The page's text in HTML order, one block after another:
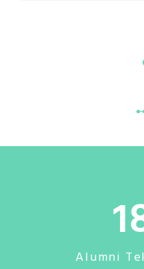
Alumni